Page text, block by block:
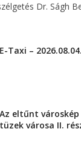
Dr. Ságh
E-Taxi –
Az eltűnt
tüzek városa II.